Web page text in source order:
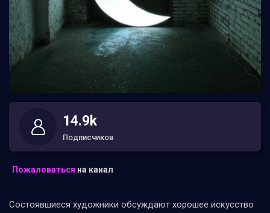
14.9k
Подписчиков
Пожаловаться на канал
Состоявшиеся художники обсуждают хорошее искусство